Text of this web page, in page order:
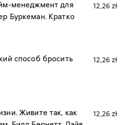
менеджмент для
Буркеман. Кратко
12,26 zł
способ бросить
12,26 zł
Живите так, как
12,26 zł